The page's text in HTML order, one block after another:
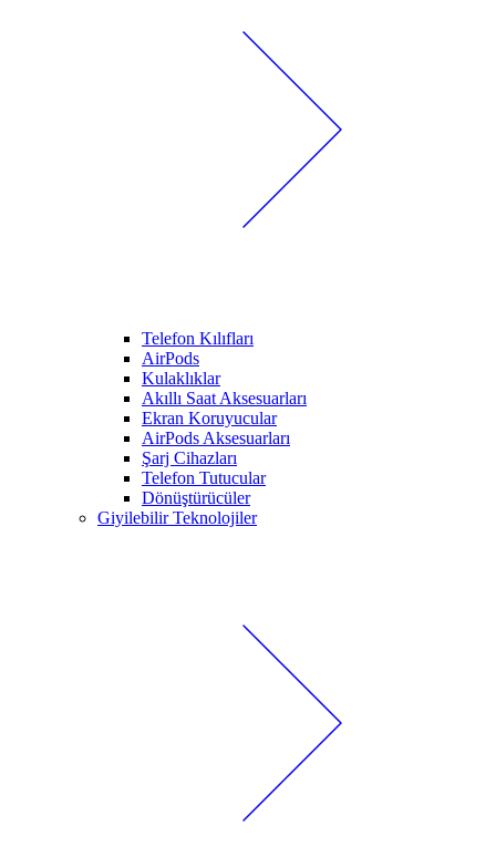
Telefon Kılıfları
AirPods
Kulaklıklar
Akıllı Saat Aksesuarları
Ekran Koruyucular
AirPods Aksesuarları
Şarj Cihazları
Telefon Tutucular
Dönüştürücüler
Giyilebilir Teknolojiler